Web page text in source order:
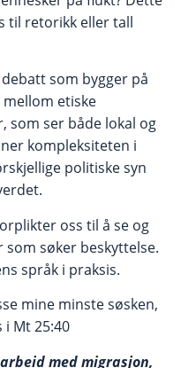
til retorikk eller tall
som bygger på
etiske
som ser både lokal og
kompleksiteten i
politiske syn
oss til å se og
søker beskyttelse.
språk i praksis.
mine minste søsken,
i Mt 25:40
med migrasjon,